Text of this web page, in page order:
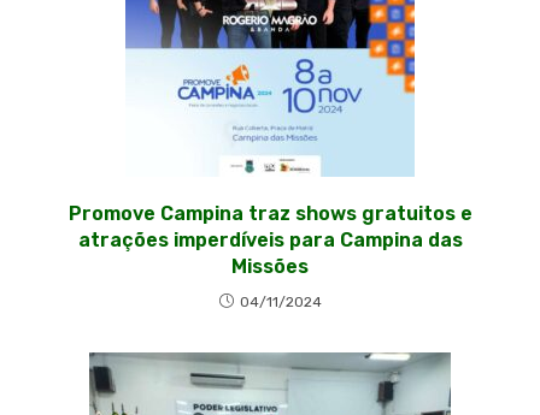
Promove Campina traz shows gratuitos e
atrações imperdíveis para Campina das
Missões
04/11/2024